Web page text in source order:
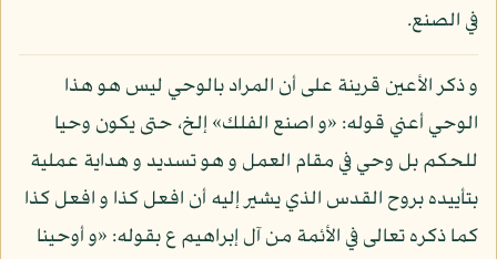
في الصنع.
و ذكر الأعين قرينة على أن المراد بالوحي ليس هو هذا
الوحي أعني قوله: «و اصنع الفلك» إلخ، حتى يكون وحيا
للحكم بل وحي في مقام العمل و هو تسديد و هداية عملية
بتأييده بروح القدس الذي يشير إليه أن افعل كذا و افعل كذا
كما ذكره تعالى في الأئمة من آل إبراهيم ع بقوله: «و أوحينا